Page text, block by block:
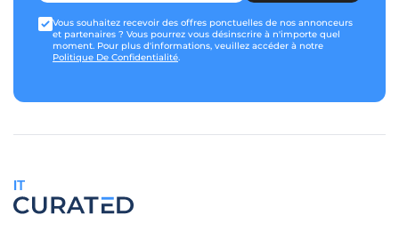
Vous souhaitez recevoir des offres ponctuelles de nos annonceurs
et partenaires ? Vous pourrez vous désinscrire à n'importe quel
moment. Pour plus d'informations, veuillez accéder à notre
Politique De Confidentialité.
IT